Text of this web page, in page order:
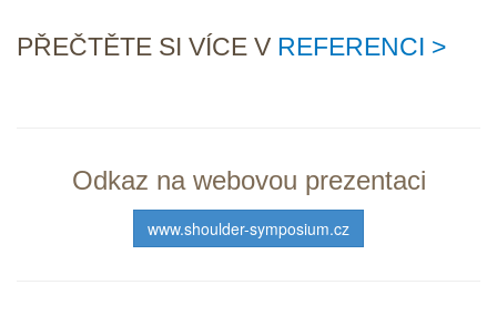
PŘEČTĚTE SI VÍCE V REFERENCI
Odkaz na webovou prezentaci
www.shoulder-symposium.cz